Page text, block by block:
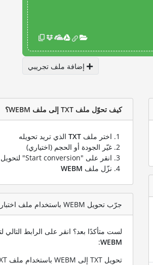
إضافة ملف تجريبي
كيف تحوّل ملف TXT إلى ملف WEBM؟
اختر ملف TXT الذي تريد تحويله
غيّر الجودة أو الحجم (اختياري)
انقر على "Start conversion" لتحويل ملفك من
نزّل ملف WEBM
جرّب تحويل WEBM باستخدام ملف اختبار TXT
لست متأكدًا بعد؟ انقر على الرابط
WEBM
:
تحويل TXT إلى WEBM باستخدام ملف TXT التجريبي الخاص بنا